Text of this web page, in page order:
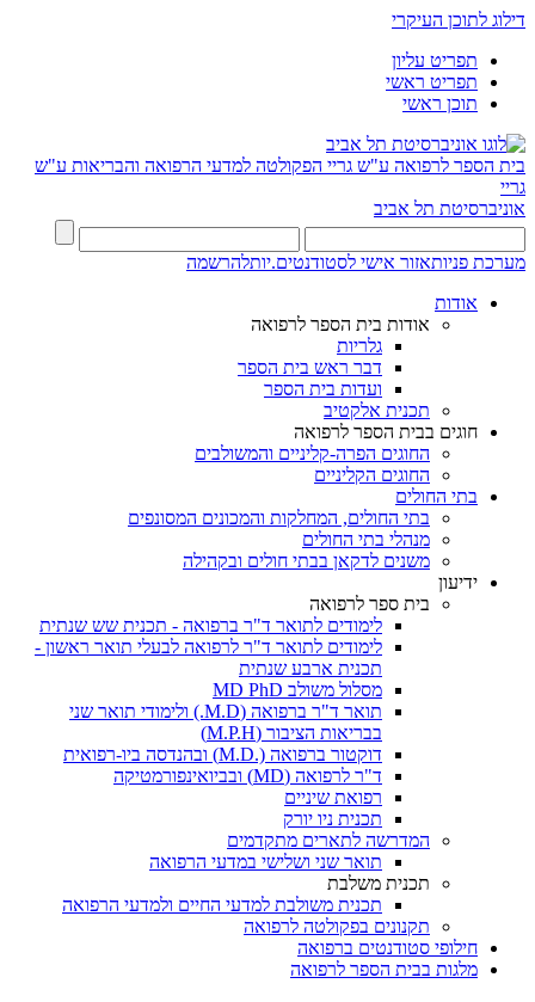
דילוג לתוכן העיקרי
תפריט עליון
תפריט ראשי
תוכן ראשי
בית הספר לרפואה ע"ש גריי הפקולטה למדעי הרפואה והבריאות ע"ש
גריי
אוניברסיטת תל אביב
מערכת פניותאזור אישי לסטודנטים.יותלהרשמה
אודות
אודות בית הספר לרפואה
גלריות
דבר ראש בית הספר
ועדות בית הספר
תכנית אלקטיב
חוגים בבית הספר לרפואה
החוגים הפרה-קליניים והמשולבים
החוגים הקליניים
בתי החולים
בתי החולים, המחלקות והמכונים המסונפים
מנהלי בתי החולים
משנים לדקאן בבתי חולים ובקהילה
ידיעון
בית ספר לרפואה
לימודים לתואר ד"ר ברפואה - תכנית שש שנתית
לימודים לתואר ד"ר לרפואה לבעלי תואר ראשון -
תכנית ארבע שנתית
מסלול משולב MD PhD
תואר ד"ר ברפואה (M.D.) ולימודי תואר שני
בבריאות הציבור (M.P.H)
דוקטור ברפואה (.M.D) ובהנדסה ביו-רפואית
ד"ר לרפואה (MD) ובביואינפורמטיקה
רפואת שיניים
תכנית ניו יורק
המדרשה לתארים מתקדמים
תואר שני ושלישי במדעי הרפואה
תכנית משלבת
תכנית משולבת למדעי החיים ולמדעי הרפואה
תקנונים בפקולטה לרפואה
חילופי סטודנטים ברפואה
מלגות בבית הספר לרפואה